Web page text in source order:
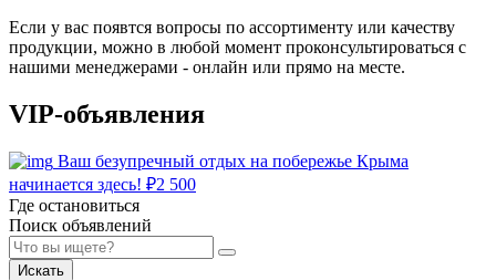
Если у вас появтся вопросы по ассортименту или качеству
продукции, можно в любой момент проконсультироваться с
нашими менеджерами - онлайн или прямо на месте.
VIP-объявления
Ваш безупречный отдых на побережье Крыма
начинается здесь! ₽2 500
Где остановиться
Поиск объявлений
Искать